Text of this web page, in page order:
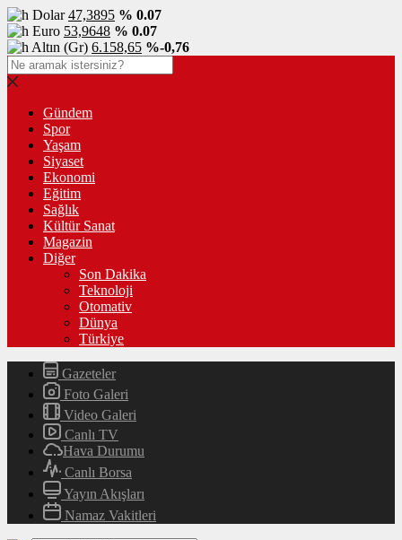
Dolar47,3895 % 0.07
Euro 53,9648 % 0.07
Altın (Gr) 6.158,65 %-0,76
Gündem
Spor
Yaşam
Siyaset
Ekonomi
Eğitim
Sağlık
Kültür Sanat
Magazin
Diğer
Son Dakika
Teknoloji
Otomativ
Dünya
Türkiye
Gazeteler
Foto Galeri
Video Galeri
Canlı TV
Hava Durumu
Canlı Borsa
Yayın Akışları
Namaz Vakitleri